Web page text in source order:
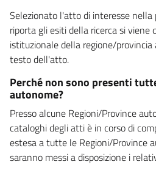
Selezionato l'atto di interesse nella
riporta gli esiti della ricerca si viene
istituzionale della regione/
testo dell'atto.
Perché non sono presenti
autonome?
Presso alcune Regioni/Province
cataloghi degli atti è in corso di
estesa a tutte le Regioni/Province
saranno messi a disposizione i